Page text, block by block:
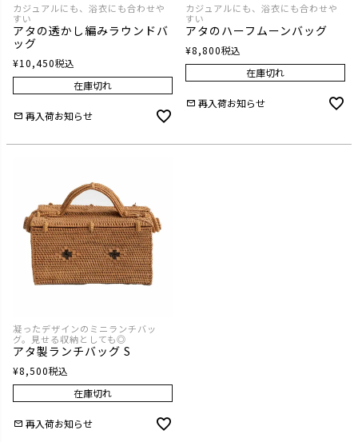
カジュアルにも、浴衣にも合わせや
すい
アタの透かし編みラウンドバ
ッグ
¥10,450税込
在庫切れ
再入荷お知らせ
カジュアルにも、浴衣にも合わせや
すい
アタのハーフムーンバッグ
¥8,800税込
在庫切れ
再入荷お知らせ
凝ったデザインのミニランチバッ
グ。見せる収納としても◎
アタ製ランチバッグ S
¥8,500税込
在庫切れ
再入荷お知らせ